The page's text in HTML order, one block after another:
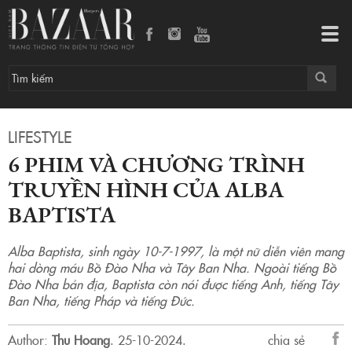
LIFESTYLE
6 PHIM VÀ CHƯƠNG TRÌNH
TRUYỀN HÌNH CỦA ALBA
BAPTISTA
Alba Baptista, sinh ngày 10-7-1997, là một nữ diễn viên mang
hai dòng máu Bồ Đào Nha và Tây Ban Nha. Ngoài tiếng Bồ
Đào Nha bản địa, Baptista còn nói được tiếng Anh, tiếng Tây
Ban Nha, tiếng Pháp và tiếng Đức.
Author: Thu Hoang. 25-10-2024.
chia sẻ
6 phim và chương trình truyền hình của Alba Baptista